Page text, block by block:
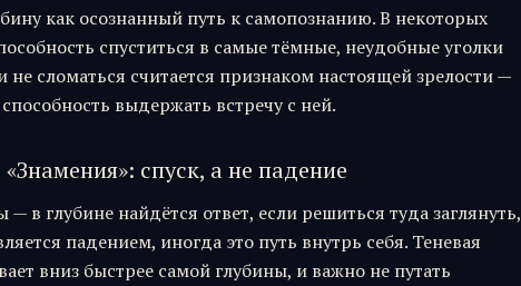
как осознанный путь к самопознанию. В некоторых
спуститься в самые тёмные, неудобные уголки
не сломаться считается признаком настоящей зрелости —
выдержать встречу с ней.
спуск, а не падение
— в глубине найдётся ответ, если решиться туда заглянуть,
падением, иногда это путь внутрь себя. Теневая
вниз быстрее самой глубины, и важно не путать